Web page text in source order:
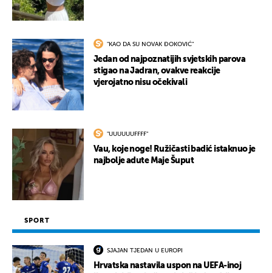
"KAO DA SU NOVAK ĐOKOVIĆ"
Jedan od najpoznatijih svjetskih parova
stigao na Jadran, ovakve reakcije
vjerojatno nisu očekivali
"UUUUUUFFFF"
Vau, koje noge! Ružičasti badić istaknuo je
najbolje adute Maje Šuput
SPORT
SJAJAN TJEDAN U EUROPI
Hrvatska nastavila uspon na UEFA-inoj